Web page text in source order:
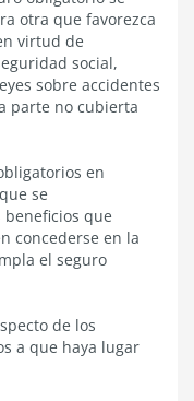
otra que favorezca
virtud de
social,
sobre accidentes
parte no cubierta
en
se
que
concederse en la
el seguro
de los
a que haya lugar